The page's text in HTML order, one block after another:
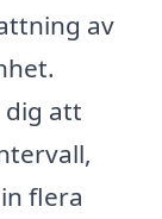
av
dig att
flera